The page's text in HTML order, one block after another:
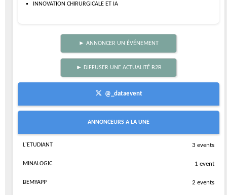
INNOVATION CHIRURGICALE ET IA
► ANNONCER UN ÉVÉNEMENT
► DIFFUSER UNE ACTUALITÉ B2B
@_dataevent
ANNONCEURS A LA UNE
L'ETUDIANT 3 events
MINALOGIC 1 event
BEMYAPP 2 events